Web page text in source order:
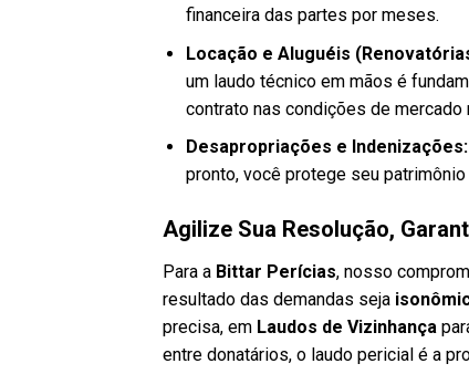
financeira das partes por meses.
Locação e Aluguéis
um laudo técnico em mãos é
contrato nas condições de
Desapropriações e Indenizações:
pronto, você protege seu
Agilize Sua Resolução,
Para a Bittar Perícias, nosso
resultado das demandas seja
precisa, em Laudos de Vizinhança
entre donatários, o laudo pericial é a